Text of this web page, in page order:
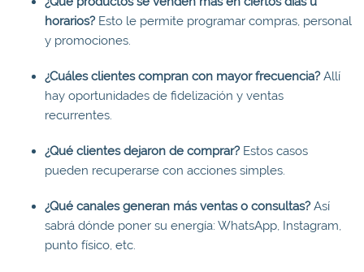
horarios?Esto le permite programar compras, personal
y promociones.
¿Cuáles clientes compran con mayor frecuencia?Allí
hay oportunidades de fidelización y ventas
recurrentes.
¿Qué clientes dejaron de comprar?Estos casos
pueden recuperarse con acciones simples.
¿Qué canales generan más ventas o consultas?Así
sabrá dónde poner su energía: WhatsApp, Instagram,
punto físico, etc.